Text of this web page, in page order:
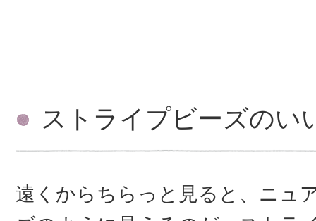
ストライプビーズのい
遠くからちらっと見ると、ニュ